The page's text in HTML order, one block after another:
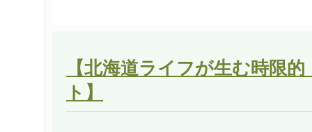
【北海道ライフが生む時限
ト】